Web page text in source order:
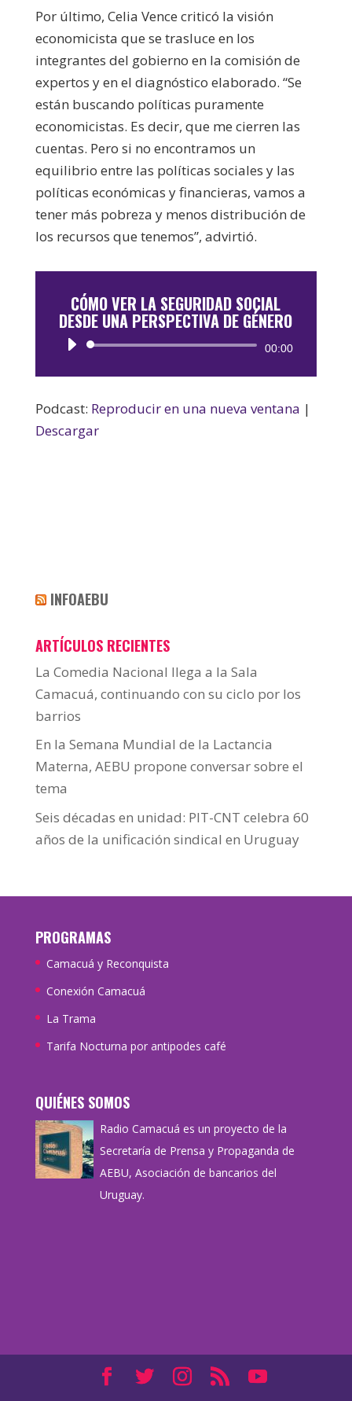
Por último, Celia Vence criticó la visión
economicista que se trasluce en los
integrantes del gobierno en la comisión de
expertos y en el diagnóstico elaborado. “Se
están buscando políticas puramente
economicistas. Es decir, que me cierren las
cuentas. Pero si no encontramos un
equilibrio entre las políticas sociales y las
políticas económicas y financieras, vamos a
tener más pobreza y menos distribución de
los recursos que tenemos”, advirtió.
CÓMO VER LA SEGURIDAD SOCIAL
DESDE UNA PERSPECTIVA DE GÉNERO
Reproductor
00:00
Podcast: Reproducir en una nueva ventana |
Descargar
INFOAEBU
ARTÍCULOS RECIENTES
La Comedia Nacional llega a la Sala
Camacuá, continuando con su ciclo por los
barrios
En la Semana Mundial de la Lactancia
Materna, AEBU propone conversar sobre el
tema
Seis décadas en unidad: PIT-CNT celebra 60
años de la unificación sindical en Uruguay
PROGRAMAS
Camacuá y Reconquista
Conexión Camacuá
La Trama
Tarifa Nocturna por antipodes café
QUIÉNES SOMOS
Radio Camacuá es un proyecto de la
Secretaría de Prensa y Propaganda de
AEBU, Asociación de bancarios del
Uruguay.